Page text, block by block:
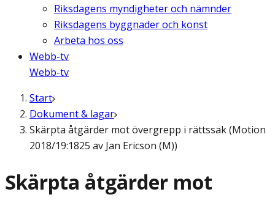
Riksdagens myndigheter och nämnder
Riksdagens byggnader och konst
Arbeta hos oss
Webb-tv
Webb-tv
Start
Dokument & lagar
Skärpta åtgärder mot övergrepp i rättssak (Motion
2018/19:1825 av Jan Ericson (M))
Skärpta åtgärder mot